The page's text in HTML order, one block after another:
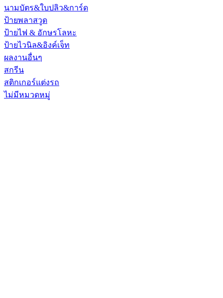
นามบัตร&ใบปลิว&การ์ด
ป้ายพลาสวูด
ป้ายไฟ & อักษรโลหะ
ป้ายไวนิล&อิงค์เจ็ท
ผลงานอื่นๆ
สกรีน
สติกเกอร์แต่งรถ
ไม่มีหมวดหมู่